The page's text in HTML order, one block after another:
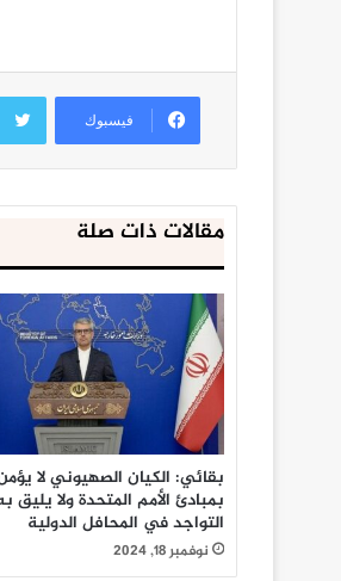
فيسبوك
مقالات ذات صلة
بقائي: الكيان الصهيوني لا
بمبادئ الأمم المتحدة ولا يليق
التواجد في المحافل الدولية
نوفمبر 18, 2024